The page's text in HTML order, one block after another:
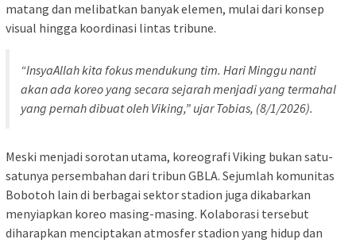
matang dan melibatkan banyak elemen, mulai dari konsep
visual hingga koordinasi lintas tribune.
“InsyaAllah kita fokus mendukung tim. Hari Minggu nanti
akan ada koreo yang secara sejarah menjadi yang termahal
yang pernah dibuat oleh Viking,” ujar Tobias, (8/1/2026).
Meski menjadi sorotan utama, koreografi Viking bukan satu-
satunya persembahan dari tribun GBLA. Sejumlah komunitas
Bobotoh lain di berbagai sektor stadion juga dikabarkan
menyiapkan koreo masing-masing. Kolaborasi tersebut
diharapkan menciptakan atmosfer stadion yang hidup dan